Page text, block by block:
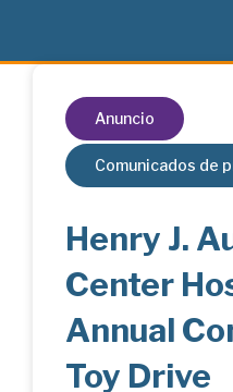
Anuncio
Comunicados de
Henry J.
Center
Annual
Toy Drive